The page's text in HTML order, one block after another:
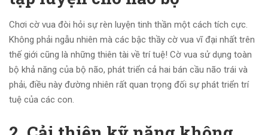
Chơi cờ vua đòi hỏi sự rèn luyện tinh thần một cách tích cực.
Không phải ngẫu nhiên mà các bậc thầy cờ vua vĩ đại nhất trên
thế giới cũng là những thiên tài về trí tuệ! Cờ vua sử dụng toàn
bộ khả năng của bộ não, phát triển cả hai bán cầu não trái và
phải, điều này đường nhiên rất quan trọng đối sự phát triển trí
tuệ của các con.